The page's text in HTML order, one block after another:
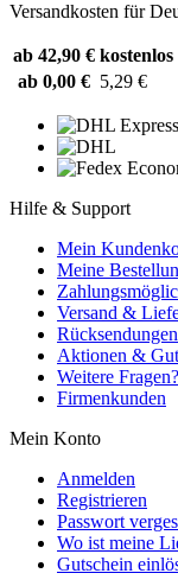
Versandkosten für
ab 42,90 € kostenlos
ab 0,00 € 5,29 €
Hilfe & Support
Mein
Meine
Versand &
Aktionen &
Weitere Fragen?
Firmenkunden
Mein Konto
Anmelden
Registrieren
Passwort
Wo ist meine
Gutschein